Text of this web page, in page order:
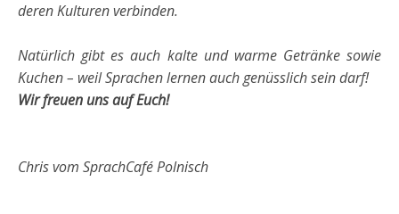
deren Kulturen verbinden.
Natürlich gibt es auch kalte und warme Getränke sowie
Kuchen – weil Sprachen lernen auch genüsslich sein darf!
Wir freuen uns auf Euch!
Chris vom SprachCafé Polnisch